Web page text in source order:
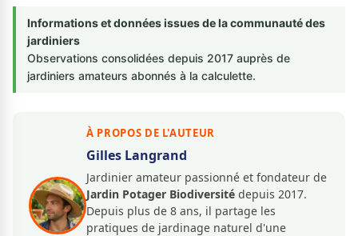
Informations et données issues de la communauté des
jardiniers
Observations consolidées depuis 2017 auprès de
jardiniers amateurs abonnés à la calculette.
À PROPOS DE L'AUTEUR
Gilles Langrand
Jardinier amateur passionné et fondateur de
Jardin Potager Biodiversité depuis 2017.
Depuis plus de 8 ans, il partage les
pratiques de jardinage naturel d'une